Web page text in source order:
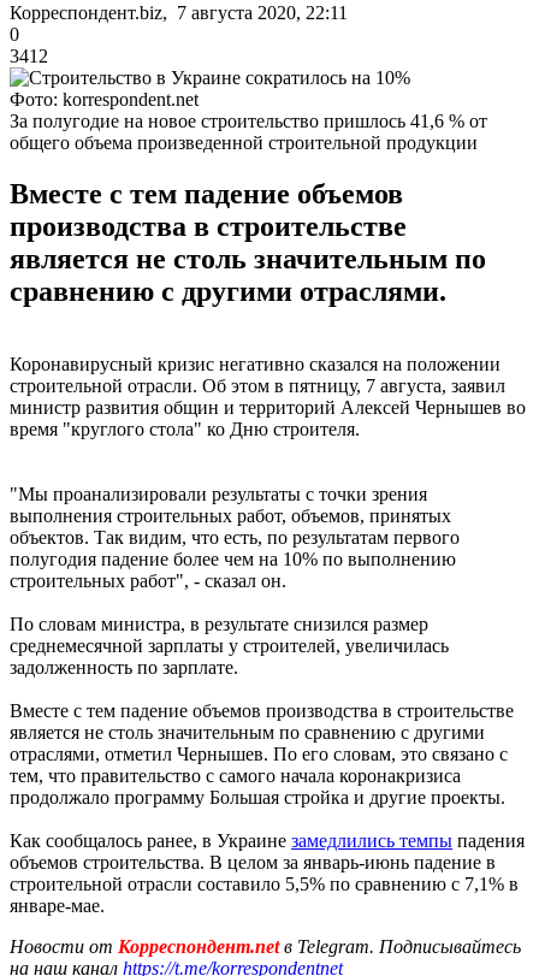
Корреспондент.biz, 7 августа 2020, 22:11
0
3412
Фото: korrespondent.net
За полугодие на новое строительство пришлось 41,6 % от
общего объема произведенной строительной продукции
Вместе с тем падение объемов
производства в строительстве
является не столь значительным по
сравнению с другими отраслями.
Коронавирусный кризис негативно сказался на положении
строительной отрасли. Об этом в пятницу, 7 августа, заявил
министр развития общин и территорий Алексей Чернышев во
время "круглого стола" ко Дню строителя.
"Мы проанализировали результаты с точки зрения
выполнения строительных работ, объемов, принятых
объектов. Так видим, что есть, по результатам первого
полугодия падение более чем на 10% по выполнению
строительных работ", - сказал он.
По словам министра, в результате снизился размер
среднемесячной зарплаты у строителей, увеличилась
задолженность по зарплате.
Вместе с тем падение объемов производства в строительстве
является не столь значительным по сравнению с другими
отраслями, отметил Чернышев. По его словам, это связано с
тем, что правительство с самого начала коронакризиса
продолжало программу Большая стройка и другие проекты.
Как сообщалось ранее, в Украине замедлились темпы падения
объемов строительства. В целом за январь-июнь падение в
строительной отрасли составило 5,5% по сравнению с 7,1% в
январе-мае.
Новости от Корреспондент.netв Telegram. Подписывайтесь
на наш канал https://t.me/korrespondentnet